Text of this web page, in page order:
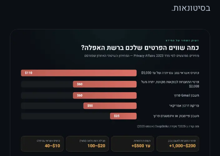
בסיטונאות.